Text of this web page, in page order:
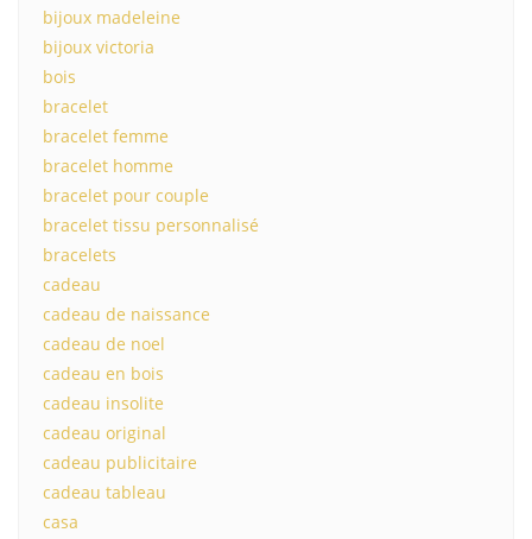
bijoux madeleine
bijoux victoria
bois
bracelet
bracelet femme
bracelet homme
bracelet pour couple
bracelet tissu personnalisé
bracelets
cadeau
cadeau de naissance
cadeau de noel
cadeau en bois
cadeau insolite
cadeau original
cadeau publicitaire
cadeau tableau
casa